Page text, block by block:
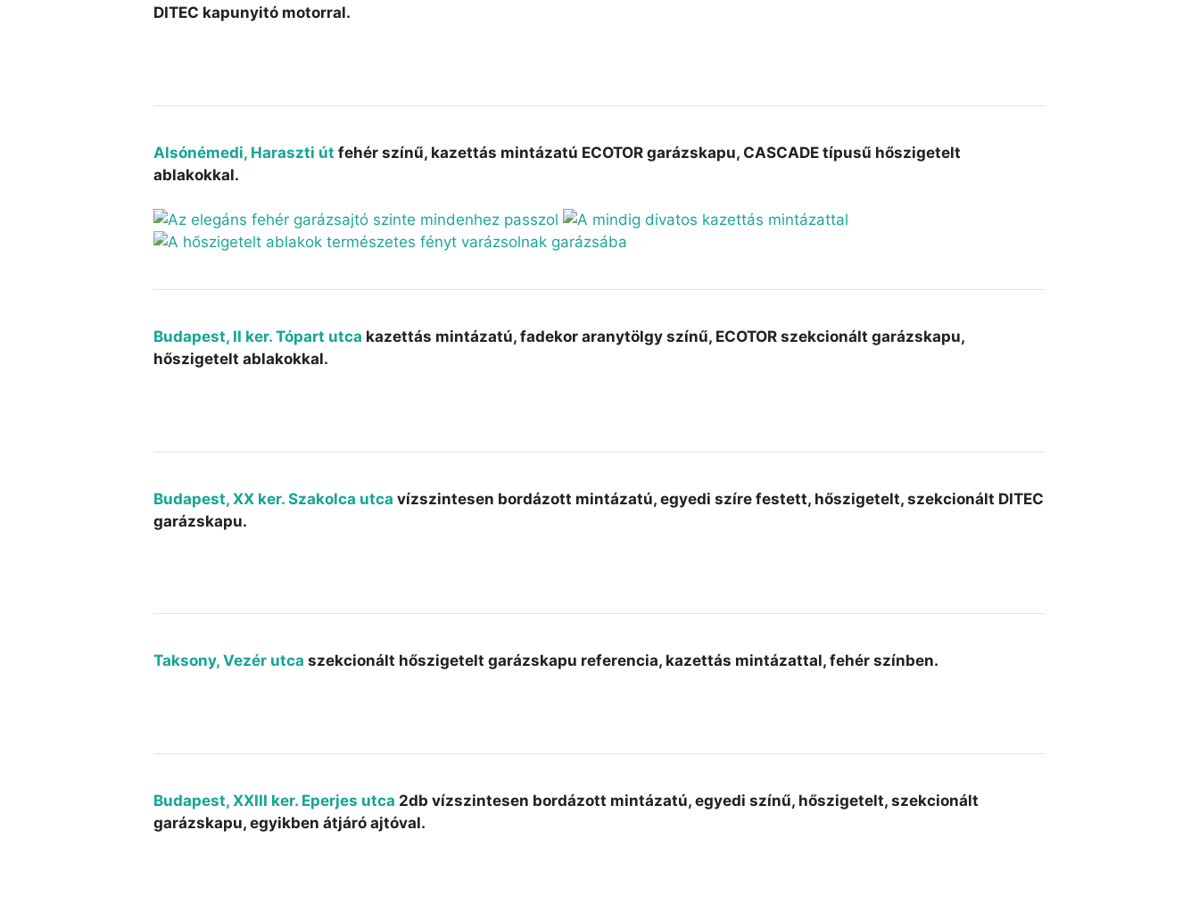
DITEC kapunyitó motorral.
Alsónémedi, Haraszti út fehér színű, kazettás mintázatú ECOTOR garázskapu, CASCADE típusű hőszigetelt
ablakokkal.
Budapest, II ker. Tópart utca kazettás mintázatú, fadekor aranytölgy színű, ECOTOR szekcionált garázskapu,
hőszigetelt ablakokkal.
Budapest, XX ker. Szakolca utca vízszintesen bordázott mintázatú, egyedi szíre festett, hőszigetelt, szekcionált DITEC
garázskapu.
Taksony, Vezér utca szekcionált hőszigetelt garázskapu referencia, kazettás mintázattal, fehér színben.
Budapest, XXIII ker. Eperjes utca 2db vízszintesen bordázott mintázatú, egyedi színű, hőszigetelt, szekcionált
garázskapu, egyikben átjáró ajtóval.